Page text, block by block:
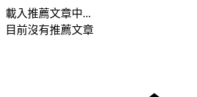
載入推薦文章中...
目前沒有推薦文章